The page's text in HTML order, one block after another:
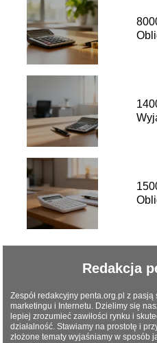
Redakcja
Zespół redakcyjny penta.org.pl z
marketingu i Internetu. Dzielimy się
lepiej zrozumieć zawiłości rynku i
działalność. Stawiamy na prostotę i
złożone tematy wyjaśniamy w sposób